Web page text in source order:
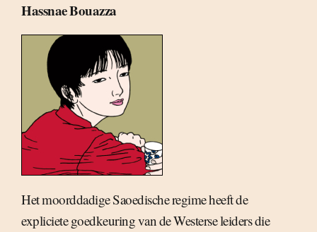
Hassnae Bouazza
Het moorddadige Saoedische regime heeft de
expliciete goedkeuring van de Westerse leiders die